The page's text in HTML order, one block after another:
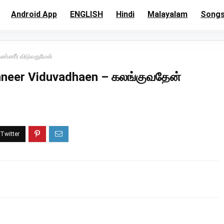
Android App ENGLISH Hindi Malayalam
விடுவதுமேன்
Viduvadhaen – கலங்குவதேன்